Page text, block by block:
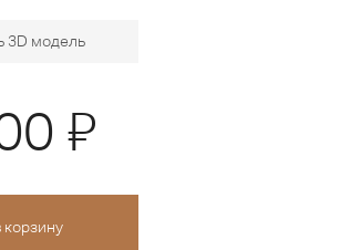
3D модель
Я